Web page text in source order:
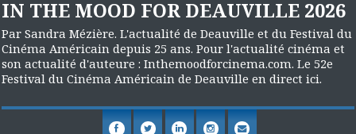
IN THE MOOD FOR DEAUVILLE 2026
Par Sandra Mézière. L'actualité de Deauville et du Festival du
Cinéma Américain depuis 25 ans. Pour l'actualité cinéma et
son actualité d'auteure : Inthemoodforcinema.com. Le 52e
Festival du Cinéma Américain de Deauville en direct ici.